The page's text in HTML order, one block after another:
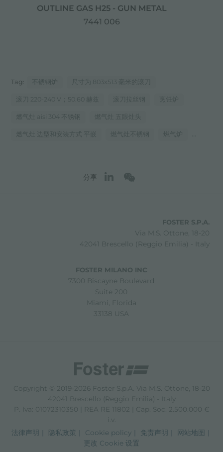
OUTLINE GAS H25 - GUN METAL
7441 006
Tag: 不锈钢炉 尺寸为 803x513 毫米的滚刀
滚刀 220-240 V；50.60 赫兹 滚刀拉丝钢 烹饪炉
燃气灶 aisi 304 不锈钢 燃气灶 五眼灶头
燃气灶 边型和安装方式 平嵌 燃气灶不锈钢 燃气炉 ...
分享
FOSTER S.P.A.
Via M.S. Ottone, 18-20
42041 Brescello (Reggio Emilia) - Italy
FOSTER MILANO INC
7300 Biscayne Boulevard
Suite 200
Miami, Florida
33138 USA
Copyright © 2019-2026 Foster S.p.A. Via M.S. Ottone, 18-20
42041 Brescello (Reggio Emilia) - Italy
P. Iva: 01072310350 | REA RE 11802 | Cap. Soc. 2.500.000 €
i.v.
法律声明
隐私政策 Cookie policy 免责声明
网站地图
更改 Cookie 设置